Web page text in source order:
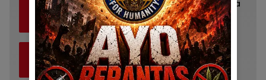
Tips Menyampaikan Pesan dengan Gaya
yang Unik
20 April 2024 0
4
Menggunakan Berbagai Cara untuk
Menyampaikan Pesan dengan Efektif
20 April 2024 0